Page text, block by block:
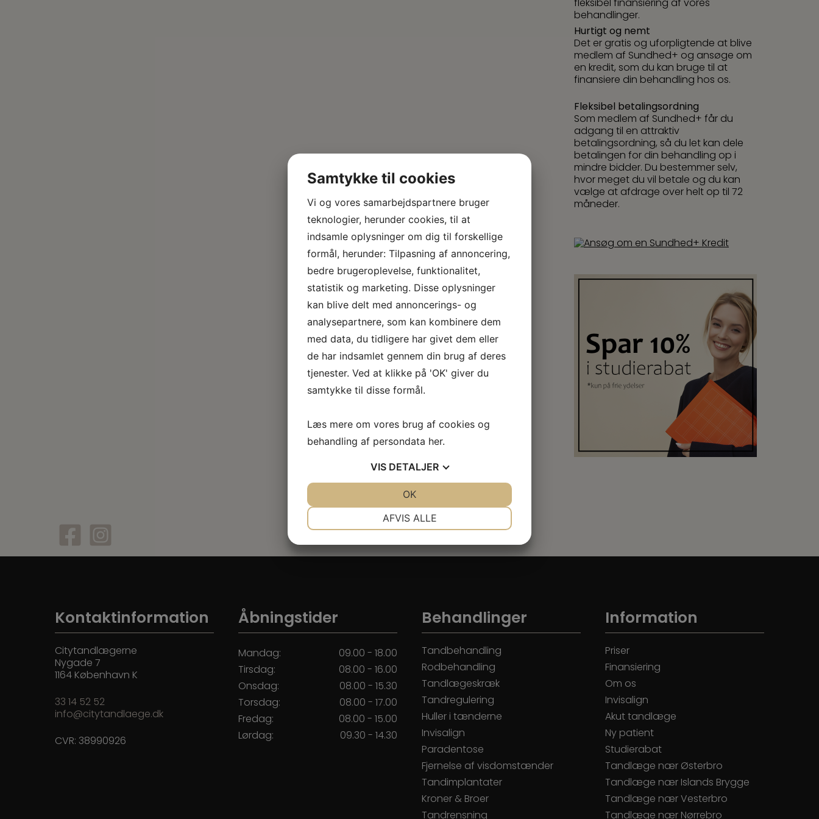
fleksibel finansiering af vores
behandlinger.
Hurtigt og nemt
Det er gratis og uforpligtende at blive
medlem af Sundhed+ og ansøge om
en kredit, som du kan bruge til at
finansiere din behandling hos os.
Fleksibel betalingsordning
Som medlem af Sundhed+ får du
adgang til en attraktiv
betalingsordning, så du let kan dele
betalingen for din behandling op i
mindre bidder. Du bestemmer selv,
hvor meget du vil betale og du kan
vælge at afdrage over helt op til 72
måneder.
Kontaktinformation
Citytandlægerne
Nygade 7
1164 København K
33 14 52 52
info@citytandlaege.dk
CVR: 38990926
Åbningstider
Mandag:
09.00 - 18.00
Tirsdag:
08.00 - 16.00
Onsdag:
08.00 - 15.30
Torsdag:
08.00 - 17.00
Fredag:
08.00 - 15.00
Lørdag:
09.30 - 14.30
Behandlinger
Tandbehandling
Rodbehandling
Tandlægeskræk
Tandregulering
Huller i tænderne
Invisalign
Paradentose
Fjernelse af visdomstænder
Tandimplantater
Kroner & Broer
Tandrensning
Information
Priser
Finansiering
Om os
Invisalign
Akut tandlæge
Ny patient
Studierabat
Tandlæge nær Østerbro
Tandlæge nær Islands Brygge
Tandlæge nær Vesterbro
Tandlæge nær Nørrebro
Samtykke til cookies
Vi og vores samarbejdspartnere bruger
teknologier, herunder cookies, til at
indsamle oplysninger om dig til forskellige
formål, herunder: Tilpasning af annoncering,
bedre brugeroplevelse, funktionalitet,
statistik og marketing. Disse oplysninger
kan blive delt med annoncerings- og
analysepartnere, som kan kombinere dem
med data, du tidligere har givet dem eller
de har indsamlet gennem din brug af deres
tjenester. Ved at klikke på 'OK' giver du
samtykke til disse formål.
Læs mere om vores brug af cookies og
behandling af persondata her.
VIS DETALJER
MARKETING STATISTIK
AFVIS ALLE
OK